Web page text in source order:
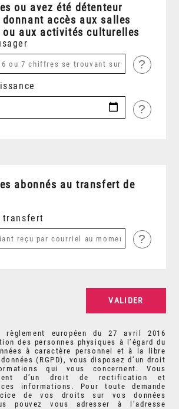
ou avez été détenteur
accès aux salles
ou aux activités culturelles
?
?
abonnés au transfert de
transfert
?
règlement européen du 27 avril 2016
des personnes physiques à l’égard du
à caractère personnel et à la libre
(RGPD), vous disposez d’un droit
qui vous concernent. Vous
d’un droit de rectification et
informations. Pour toute demande
de vos droits sur vos données
pouvez vous adresser à l’adresse